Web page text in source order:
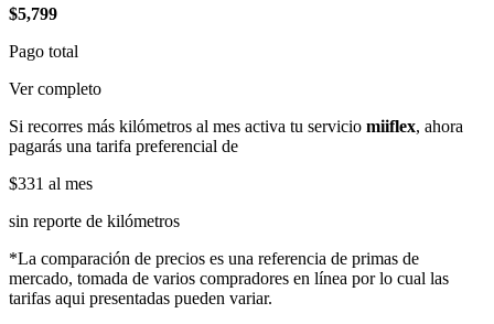
$5,799
Pago total
Ver completo
Si recorres más kilómetros al mes activa tu servicio miiflex, ahora
pagarás una tarifa preferencial de
$331 al mes
sin reporte de kilómetros
*La comparación de precios es una referencia de primas de
mercado, tomada de varios compradores en línea por lo cual las
tarifas aqui presentadas pueden variar.